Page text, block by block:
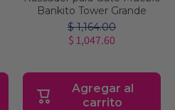
Bankito Tower Grande
$ 1,164.00
$ 1,047.60
Agregar al
carrito